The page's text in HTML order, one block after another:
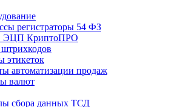
регистраторы 54 ФЗ
КриптоПРО
этикеток
автоматизации продаж
валют
сбора данных ТСД